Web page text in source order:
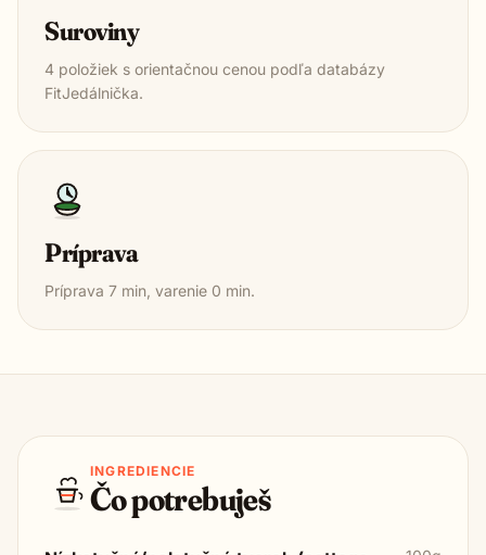
Suroviny
4 položiek s orientačnou cenou podľa databázy
FitJedálnička.
Príprava
Príprava 7 min, varenie 0 min.
INGREDIENCIE
Čo potrebuješ